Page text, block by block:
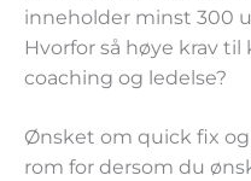
inneholder minst 300
Hvorfor så høye krav
coaching og ledelse?
Ønsket om quick fix
rom for dersom du